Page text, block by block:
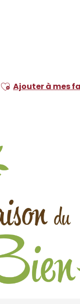
Ajouter aux favoris
Ajouter à mes